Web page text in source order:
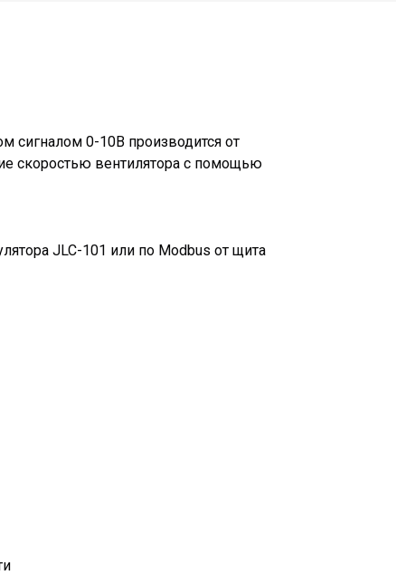
сигналом 0-10В производится от
скоростью вентилятора с помощью
JLC-101 или по Modbus от щита